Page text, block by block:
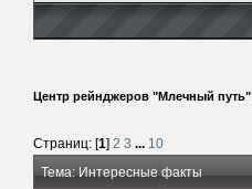
Центр рейнджеров "Млечный путь"
Страниц: [1] 2 3 ... 10
Тема: Интересные факты